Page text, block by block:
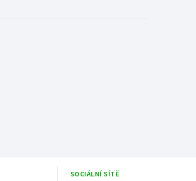
SOCIÁLNÍ SÍTĚ